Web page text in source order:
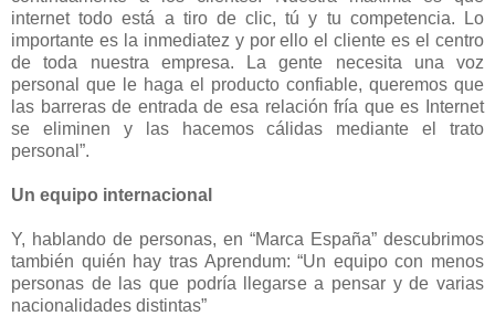
internet todo está a tiro de clic, tú y tu competencia. Lo
importante es la inmediatez y por ello el cliente es el centro
de toda nuestra empresa. La gente necesita una voz
personal que le haga el producto confiable, queremos que
las barreras de entrada de esa relación fría que es Internet
se eliminen y las hacemos cálidas mediante el trato
personal”.
Un equipo internacional
Y, hablando de personas, en “Marca España” descubrimos
también quién hay tras Aprendum: “Un equipo con menos
personas de las que podría llegarse a pensar y de varias
nacionalidades distintas”